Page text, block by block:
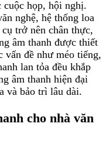
cuộc họp, hội nghị.
nghệ, hệ thống loa
trở nên chân thực,
âm thanh được thiết
vấn đề như méo tiếng,
lan tỏa đều khắp
âm thanh hiện đại
và bảo trì lâu dài.
cho nhà văn